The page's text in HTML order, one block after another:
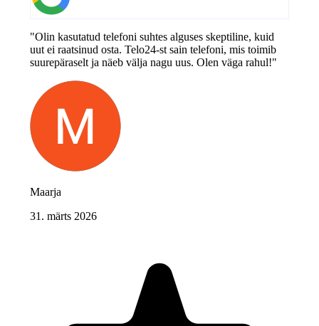
"Olin kasutatud telefoni suhtes alguses skeptiline, kuid
uut ei raatsinud osta. Telo24-st sain telefoni, mis toimib
suurepäraselt ja näeb välja nagu uus. Olen väga rahul!"
Maarja
31. märts 2026